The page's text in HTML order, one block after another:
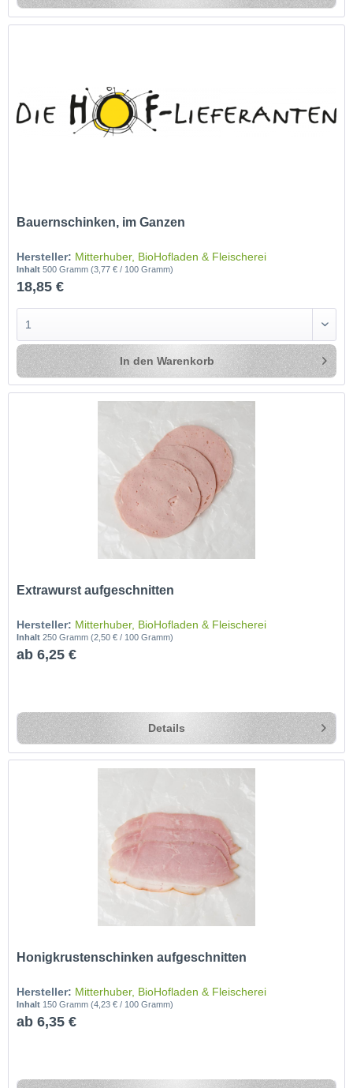
Bauernschinken, im Ganzen
Hersteller: Mitterhuber, BioHofladen & Fleischerei
Inhalt500 Gramm(3,77 € / 100 Gramm)
18,85 €
In den Warenkorb
Extrawurst aufgeschnitten
Hersteller: Mitterhuber, BioHofladen & Fleischerei
Inhalt250 Gramm(2,50 € / 100 Gramm)
ab 6,25 €
Details
Honigkrustenschinken aufgeschnitten
Hersteller: Mitterhuber, BioHofladen & Fleischerei
Inhalt 150 Gramm(4,23 € / 100 Gramm)
ab 6,35 €